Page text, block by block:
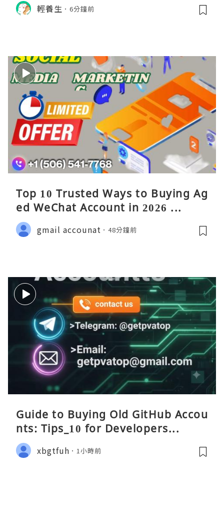
輕養生 6分鐘前
Top 10 Trusted Ways to Buying Ag
ed WeChat Account in 2026 ...
gmail accounat 48分鐘前
Guide to Buying Old GitHub Accou
nts: Tips_10 for Developers...
xbgtfuh 1小時前